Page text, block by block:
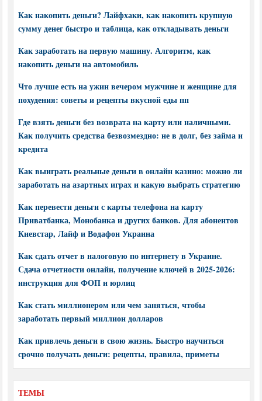
Как накопить деньги? Лайфхаки, как накопить крупную
сумму денег быстро и таблица, как откладывать деньги
Как заработать на первую машину. Алгоритм, как
накопить деньги на автомобиль
Что лучше есть на ужин вечером мужчине и женщине для
похудения: советы и рецепты вкусной еды пп
Где взять деньги без возврата на карту или наличными.
Как получить средства безвозмездно: не в долг, без займа и
кредита
Как выиграть реальные деньги в онлайн казино: можно ли
заработать на азартных играх и какую выбрать стратегию
Как перевести деньги с карты телефона на карту
Приватбанка, Монобанка и других банков. Для абонентов
Киевстар, Лайф и Водафон Украина
Как сдать отчет в налоговую по интернету в Украине.
Сдача отчетности онлайн, получение ключей в 2025-2026:
инструкция для ФОП и юрлиц
Как стать миллионером или чем заняться, чтобы
заработать первый миллион долларов
Как привлечь деньги в свою жизнь. Быстро научиться
срочно получать деньги: рецепты, правила, приметы
ТЕМЫ